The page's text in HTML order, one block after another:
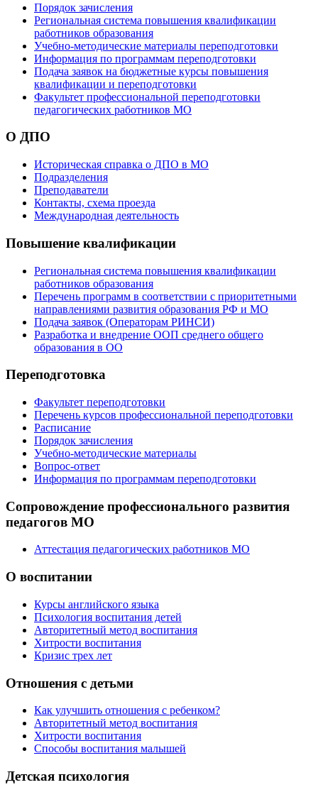
Порядок зачисления
Региональная система повышения квалификации
работников образования
Учебно-методические материалы переподготовки
Информация по программам переподготовки
Подача заявок на бюджетные курсы повышения
квалификации и переподготовки
Факультет профессиональной переподготовки
педагогических работников МО
О ДПО
Историческая справка о ДПО в МО
Подразделения
Преподаватели
Контакты, схема проезда
Международная деятельность
Повышение квалификации
Региональная система повышения квалификации
работников образования
Перечень программ в соответствии с приоритетными
направлениями развития образования РФ и МО
Подача заявок (Операторам РИНСИ)
Разработка и внедрение ООП среднего общего
образования в ОО
Переподготовка
Факультет переподготовки
Перечень курсов профессиональной переподготовки
Расписание
Порядок зачисления
Учебно-методические материалы
Вопрос-ответ
Информация по программам переподготовки
Сопровождение профессионального развития
педагогов МО
Аттестация педагогических работников МО
О воспитании
Курсы английского языка
Психология воспитания детей
Авторитетный метод воспитания
Хитрости воспитания
Кризис трех лет
Отношения с детьми
Как улучшить отношения с ребенком?
Авторитетный метод воспитания
Хитрости воспитания
Способы воспитания малышей
Детская психология